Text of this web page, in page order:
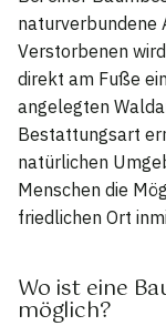
naturverbundene
Verstorbenen
direkt am Fuße
angelegten
Bestattungsart
natürlichen
Menschen die
friedlichen Ort
Wo ist eine
möglich?